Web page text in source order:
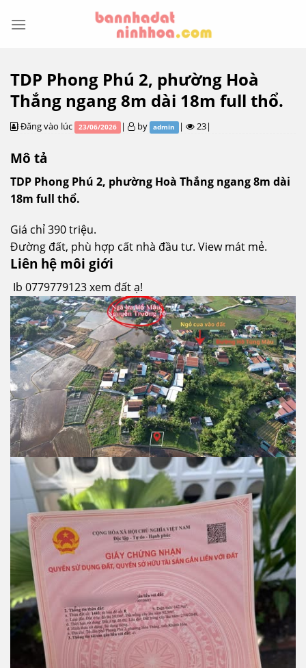
TDP Phong Phú 2, phường Hoà
Thắng ngang 8m dài 18m full thổ.
Đăng vào lúc 23/06/2026 | by admin | 23|
Mô tả
TDP Phong Phú 2, phường Hoà Thắng ngang 8m dài
18m full thổ.
Giá chỉ 390 triệu.
Đường đất, phù hợp cất nhà đầu tư. View mát mẻ.
Liên hệ môi giới
Ib 0779779123 xem đất ạ!